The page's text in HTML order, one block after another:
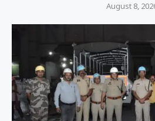
August 8,